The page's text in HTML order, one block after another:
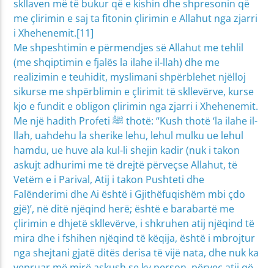
skllaven më të bukur që e kishin dhe shpresonin që
me çlirimin e saj ta fitonin çlirimin e Allahut nga zjarri
i Xhehenemit.[11]
Me shpeshtimin e përmendjes së Allahut me tehlil
(me shqiptimin e fjalës la ilahe il-llah) dhe me
realizimin e teuhidit, myslimani shpërblehet njëlloj
sikurse me shpërblimin e çlirimit të skllevërve, kurse
kjo e fundit e obligon çlirimin nga zjarri i Xhehenemit.
Me një hadith Profeti ﷺ thotë: “Kush thotë ‘la ilahe il-
llah, uahdehu la sherike lehu, lehul mulku ue lehul
hamdu, ue huve ala kul-li shejin kadir (nuk i takon
askujt adhurimi me të drejtë përveçse Allahut, të
Vetëm e i Parival, Atij i takon Pushteti dhe
Falënderimi dhe Ai është i Gjithëfuqishëm mbi çdo
gjë)’, në ditë njëqind herë; është e barabartë me
çlirimin e dhjetë skllevërve, i shkruhen atij njëqind të
mira dhe i fshihen njëqind të këqija, është i mbrojtur
nga shejtani gjatë ditës derisa të vijë nata, dhe nuk ka